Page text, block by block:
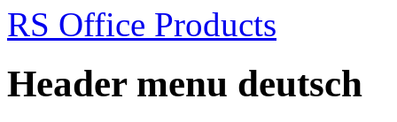
RS Office Products
Header menu deutsch